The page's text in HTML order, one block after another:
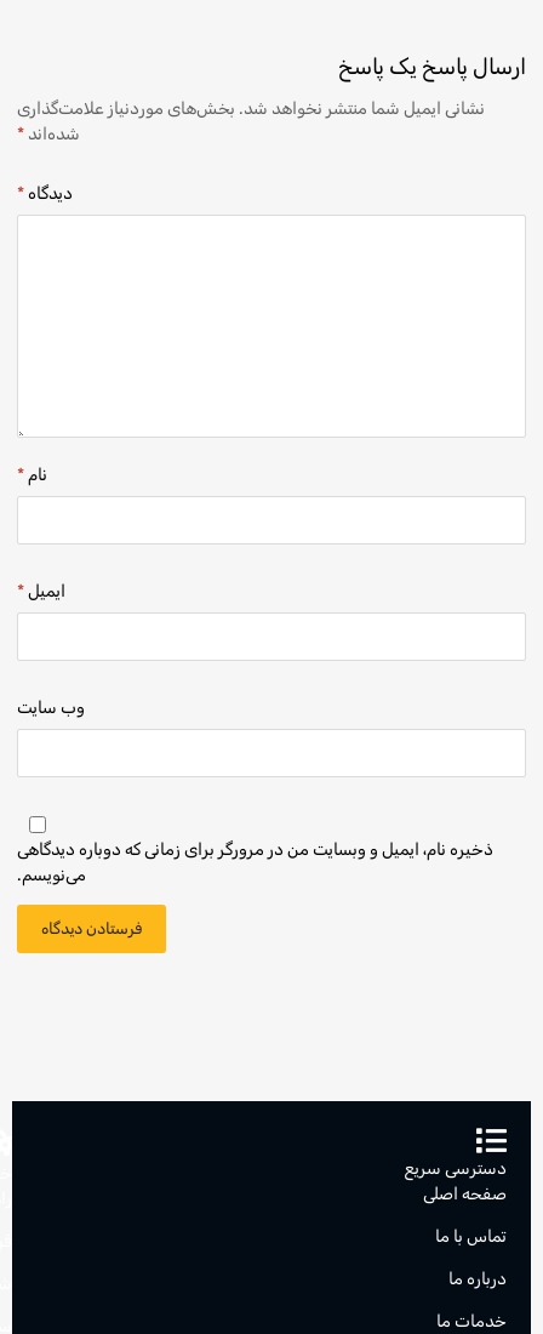
ارسال پاسخ یک پاسخ
نشانی ایمیل شما منتشر نخواهد شد. بخش‌های موردنیاز علامت‌گذاری
شده‌اند *
دیدگاه*
نام*
ایمیل*
وب‌ سایت
ذخیره نام، ایمیل و وبسایت من در مرورگر برای زمانی که دوباره دیدگاهی
می‌نویسم.
دسترسی سریع
صفحه اصلی
تماس با ما
درباره ما
خدمات ما